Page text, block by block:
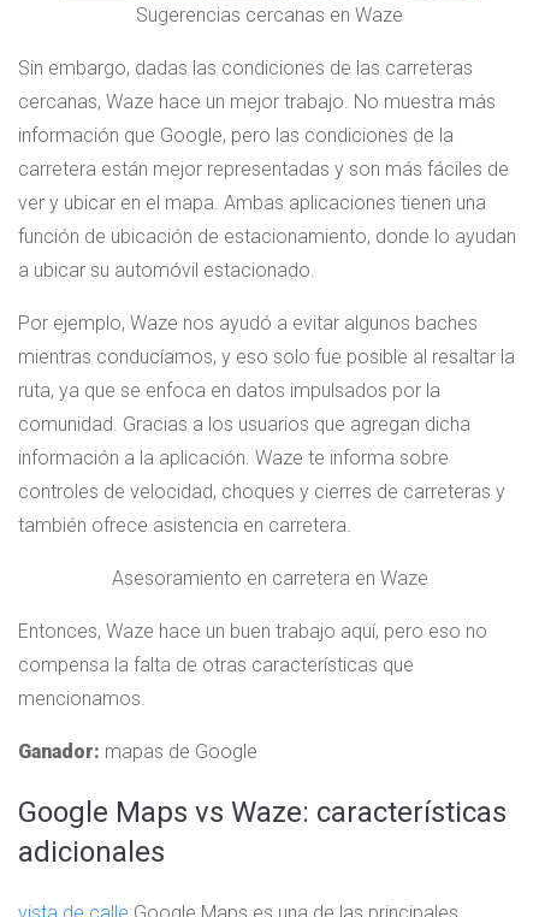
Sugerencias cercanas en Waze
Sin embargo, dadas las condiciones de las carreteras
cercanas, Waze hace un mejor trabajo. No muestra más
información que Google, pero las condiciones de la
carretera están mejor representadas y son más fáciles de
ver y ubicar en el mapa. Ambas aplicaciones tienen una
función de ubicación de estacionamiento, donde lo ayudan
a ubicar su automóvil estacionado.
Por ejemplo, Waze nos ayudó a evitar algunos baches
mientras conducíamos, y eso solo fue posible al resaltar la
ruta, ya que se enfoca en datos impulsados ​​por la
comunidad. Gracias a los usuarios que agregan dicha
información a la aplicación. Waze te informa sobre
controles de velocidad, choques y cierres de carreteras y
también ofrece asistencia en carretera.
Asesoramiento en carretera en Waze
Entonces, Waze hace un buen trabajo aquí, pero eso no
compensa la falta de otras características que
mencionamos.
Ganador: mapas de Google
Google Maps vs Waze: características
adicionales
vista de calle Google Maps es una de las principales